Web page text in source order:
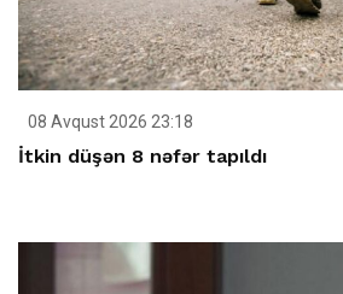
08 Avqust 2026 23:18
İtkin düşən 8 nəfər tapıldı